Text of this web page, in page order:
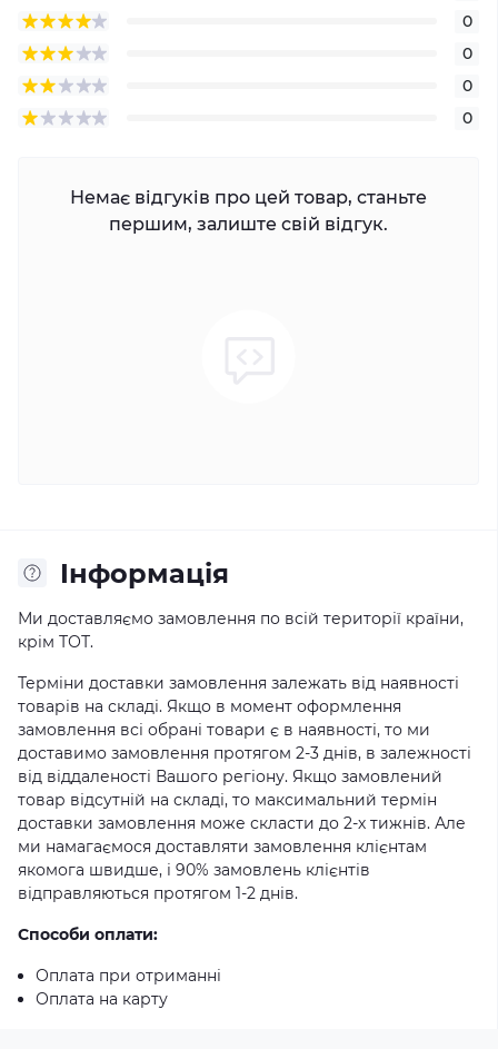
0
0
0
0
Немає відгуків про цей товар, станьте
першим, залиште свій відгук.
Iнформація
Ми доставляємо замовлення по всій території країни,
крім ТОТ.
Терміни доставки замовлення залежать від наявності
товарів на складі. Якщо в момент оформлення
замовлення всі обрані товари є в наявності, то ми
доставимо замовлення протягом 2-3 днів, в залежності
від віддаленості Вашого регіону. Якщо замовлений
товар відсутній на складі, то максимальний термін
доставки замовлення може скласти до 2-х тижнів. Але
ми намагаємося доставляти замовлення клієнтам
якомога швидше, і 90% замовлень клієнтів
відправляються протягом 1-2 днів.
Способи оплати:
Оплата при отриманні
Оплата на карту